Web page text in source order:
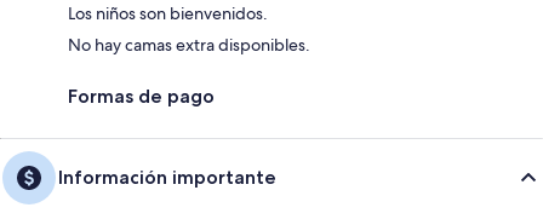
Los niños son bienvenidos.
No hay camas extra disponibles.
Formas de pago
Información importante